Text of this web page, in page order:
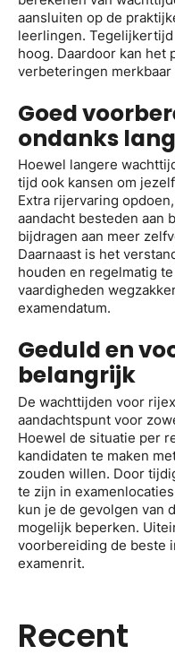
aansluiten op de
leerlingen.
hoog. Daardoor kan het
verbeteringen merkbaar
Goed
ondanks
Hoewel langere
tijd ook kansen om
Extra rijervaring
aandacht besteden aan
bijdragen aan meer
Daarnaast is het
houden en regelmatig
vaardigheden
examendatum.
Geduld en
belangrijk
De wachttijden voor
aandachtspunt voor
Hoewel de situatie per
kandidaten te maken
zouden willen. Door
te zijn in
kun je de gevolgen van
mogelijk beperken.
voorbereiding de beste
examenrit.
Recent